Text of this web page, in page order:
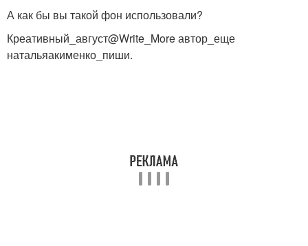
А как бы вы такой фон использовали?
Креативный_август@Write_More автор_еще
натальяакименко_пиши.